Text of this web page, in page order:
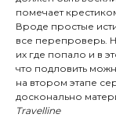
помечает
Вроде простые
все перепроверь.
их где попало и в
что подловить
на втором этапе
досконально
Travelline